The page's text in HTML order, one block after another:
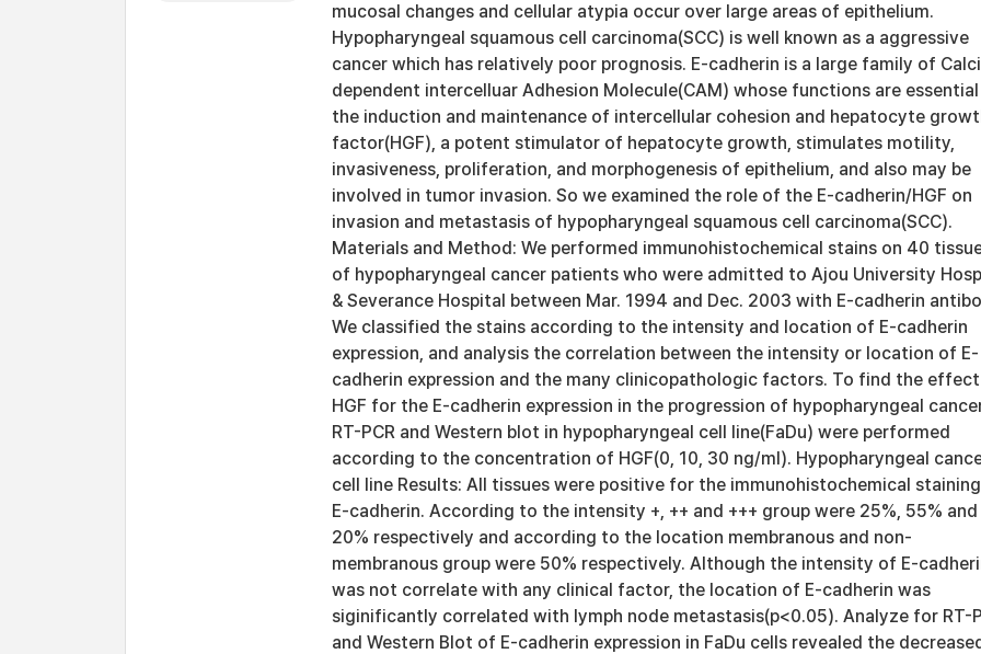
mucosal changes and cellular atypia occur over large areas of epithelium.
Hypopharyngeal squamous cell carcinoma(SCC) is well known as a aggressive
cancer which has relatively poor prognosis. E-cadherin is a large family of
dependent intercelluar Adhesion Molecule(CAM) whose functions are
the induction and maintenance of intercellular cohesion and hepatocyte
factor(HGF), a potent stimulator of hepatocyte growth, stimulates motility,
invasiveness, proliferation, and morphogenesis of epithelium, and also may be
involved in tumor invasion. So we examined the role of the E-cadherin/HGF on
invasion and metastasis of hypopharyngeal squamous cell carcinoma(SCC).
Materials and Method: We performed immunohistochemical stains on 40
of hypopharyngeal cancer patients who were admitted to Ajou University
& Severance Hospital between Mar. 1994 and Dec. 2003 with E-cadherin
We classified the stains according to the intensity and location of E-cadherin
expression, and analysis the correlation between the intensity or location of E-
cadherin expression and the many clinicopathologic factors. To find the
HGF for the E-cadherin expression in the progression of hypopharyngeal
RT-PCR and Western blot in hypopharyngeal cell line(FaDu) were performed
according to the concentration of HGF(0, 10, 30 ng/ml). Hypopharyngeal
cell line Results: All tissues were positive for the immunohistochemical
E-cadherin. According to the intensity +, ++ and +++ group were 25%, 55% and
20% respectively and according to the location membranous and non-
membranous group were 50% respectively. Although the intensity of E-
was not correlate with any clinical factor, the location of E-cadherin was
siginificantly correlated with lymph node metastasis(p<0.05). Analyze for RT-
and Western Blot of E-cadherin expression in FaDu cells revealed the